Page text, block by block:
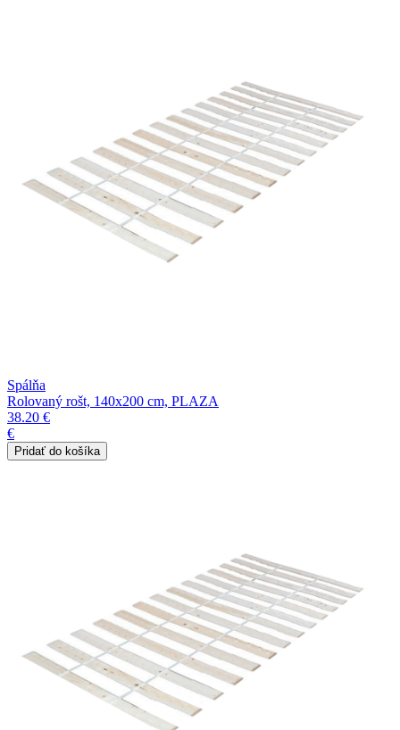
Spálňa
Rolovaný rošt, 140x200 cm, PLAZA
38.20 €
€